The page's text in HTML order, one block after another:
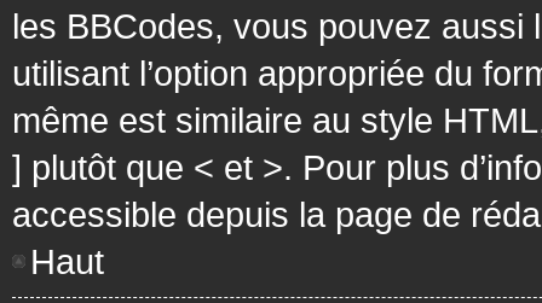
les BBCodes, vous pouvez
utilisant l’option appropriée du
même est similaire au style
] plutôt que < et >. Pour plus
accessible depuis la page de
Haut